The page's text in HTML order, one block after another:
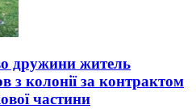
дружини житель
колонії за контрактом
частини